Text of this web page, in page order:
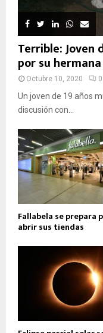
Terrible: Joven
por su
Octubre 10, 2020 0
Un joven de 19 años
discusión con...
Fallabela se prepara
abrir sus tiendas